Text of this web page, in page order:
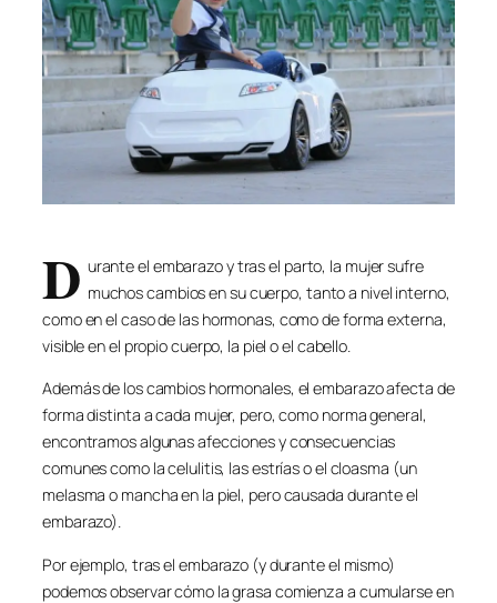
D urante el embarazo y tras el parto, la mujer sufre
muchos cambios en su cuerpo, tanto a nivel interno,
como en el caso de las hormonas, como de forma externa,
visible en el propio cuerpo, la piel o el cabello.
Además de los cambios hormonales, el embarazo afecta de
forma distinta a cada mujer, pero, como norma general,
encontramos algunas afecciones y consecuencias
comunes como la celulitis, las estrías o el cloasma (un
melasma o mancha en la piel, pero causada durante el
embarazo).
Por ejemplo, tras el embarazo (y durante el mismo)
podemos observar cómo la grasa comienza a cumularse en